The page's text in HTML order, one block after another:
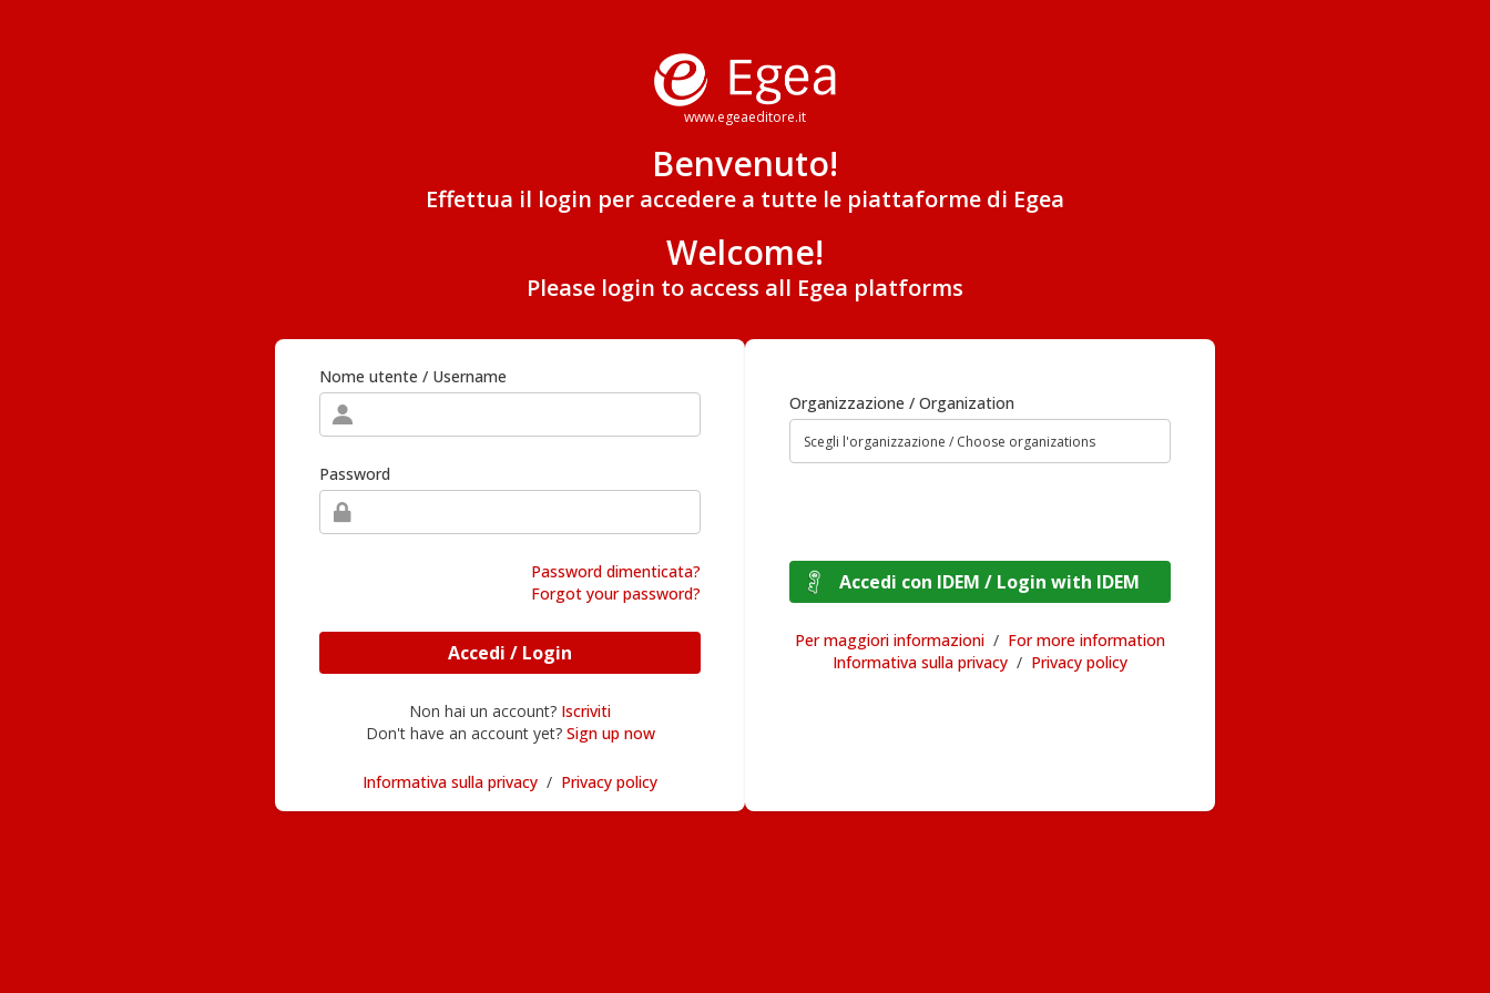
www.egeaeditore.it
Benvenuto!
Effettua il login per accedere a tutte le piattaforme di Egea
Welcome!
Please login to access all Egea platforms
Nome utente / Username
Password
Password dimenticata?
Forgot your password?
Accedi / Login
Non hai un account? Iscriviti
Don't have an account yet? Sign up now
Informativa sulla privacy / Privacy policy
Organizzazione / Organization
Accedi con IDEM / Login with IDEM
Per maggiori informazioni / For more information
Informativa sulla privacy / Privacy policy